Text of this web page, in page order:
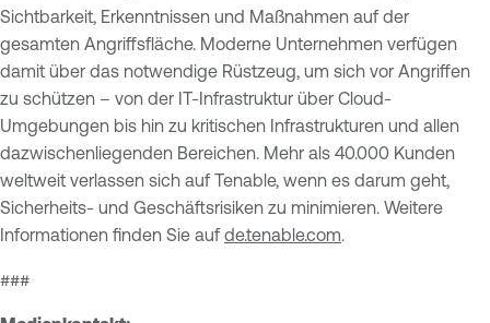
Sichtbarkeit, Erkenntnissen und Maßnahmen auf der
gesamten Angriffsfläche. Moderne Unternehmen verfügen
damit über das notwendige Rüstzeug, um sich vor Angriffen
zu schützen – von der IT-Infrastruktur über Cloud-
Umgebungen bis hin zu kritischen Infrastrukturen und allen
dazwischenliegenden Bereichen. Mehr als 40.000 Kunden
weltweit verlassen sich auf Tenable, wenn es darum geht,
Sicherheits- und Geschäftsrisiken zu minimieren. Weitere
Informationen finden Sie auf de.tenable.com
###